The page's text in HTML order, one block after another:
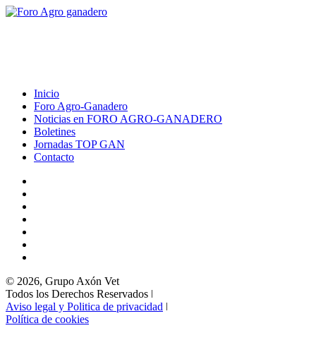
Inicio
Foro Agro-Ganadero
Noticias en FORO AGRO-GANADERO
Boletines
Jornadas TOP GAN
Contacto
© 2026, Grupo Axón Vet
Todos los Derechos Reservados ǀ
Aviso legal y Politica de privacidad ǀ
Política de cookies